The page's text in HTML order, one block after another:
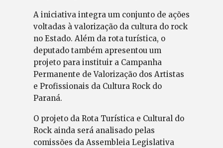
A iniciativa integra um conjunto de ações
voltadas à valorização da cultura do rock
no Estado. Além da rota turística, o
deputado também apresentou um
projeto para instituir a Campanha
Permanente de Valorização dos Artistas
e Profissionais da Cultura Rock do
Paraná.
O projeto da Rota Turística e Cultural do
Rock ainda será analisado pelas
comissões da Assembleia Legislativa